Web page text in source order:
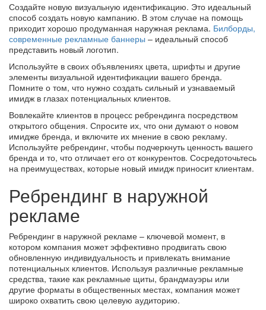
Создайте новую визуальную идентификацию. Это идеальный
способ создать новую кампанию. В этом случае на помощь
приходит хорошо продуманная наружная реклама. Билборды,
современные рекламные баннеры – идеальный способ
представить новый логотип.
Используйте в своих объявлениях цвета, шрифты и другие
элементы визуальной идентификации вашего бренда.
Помните о том, что нужно создать сильный и узнаваемый
имидж в глазах потенциальных клиентов.
Вовлекайте клиентов в процесс ребрендинга посредством
открытого общения. Спросите их, что они думают о новом
имидже бренда, и включите их мнение в свою рекламу.
Используйте ребрендинг, чтобы подчеркнуть ценность вашего
бренда и то, что отличает его от конкурентов. Сосредоточьтесь
на преимуществах, которые новый имидж приносит клиентам.
Ребрендинг в наружной
рекламе
Ребрендинг в наружной рекламе – ключевой момент, в
котором компания может эффективно продвигать свою
обновленную индивидуальность и привлекать внимание
потенциальных клиентов. Используя различные рекламные
средства, такие как рекламные щиты, брандмауэры или
другие форматы в общественных местах, компания может
широко охватить свою целевую аудиторию.